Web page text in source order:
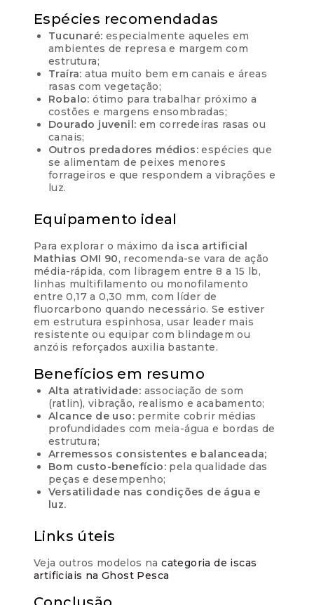
Espécies recomendadas
Tucunaré: especialmente aqueles em
ambientes de represa e margem com
estrutura;
Traíra: atua muito bem em canais e áreas
rasas com vegetação;
Robalo: ótimo para trabalhar próximo a
costões e margens ensombradas;
Dourado juvenil: em corredeiras rasas ou
canais;
Outros predadores médios: espécies que
se alimentam de peixes menores
forrageiros e que respondem a vibrações e
luz.
Equipamento ideal
Para explorar o máximo da isca artificial
Mathias OMI 90, recomenda-se vara de ação
média-rápida, com libragem entre 8 a 15 lb,
linhas multifilamento ou monofilamento
entre 0,17 a 0,30 mm, com líder de
fluorcarbono quando necessário. Se estiver
em estrutura espinhosa, usar leader mais
resistente ou equipar com blindagem ou
anzóis reforçados auxilia bastante.
Benefícios em resumo
Alta atratividade: associação de som
(ratlin), vibração, realismo e acabamento;
Alcance de uso: permite cobrir médias
profundidades com meia-água e bordas de
estrutura;
Arremessos consistentes e balanceada;
Bom custo-benefício: pela qualidade das
peças e desempenho;
Versatilidade nas condições de água e
luz.
Links úteis
Veja outros modelos nacategoria de iscas
artificiais na Ghost Pesca